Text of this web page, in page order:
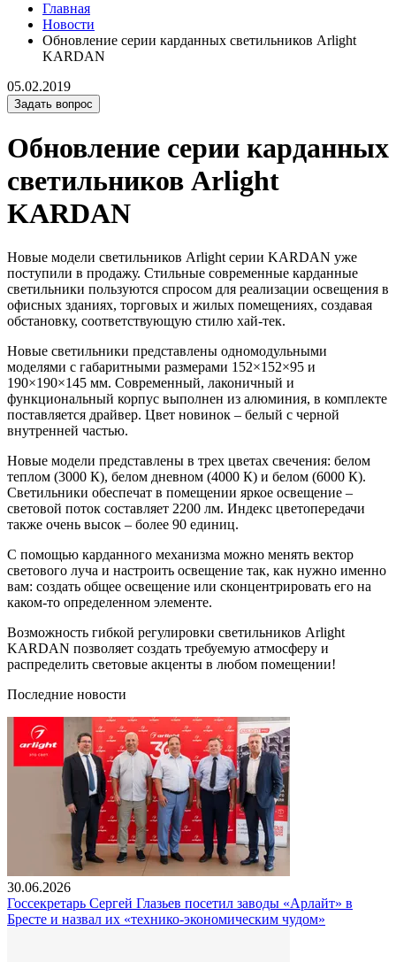
Главная
Новости
Обновление серии карданных светильников Arlight
KARDAN
05.02.2019
Задать вопрос
Обновление серии карданных
светильников Arlight
KARDAN
Новые модели светильников Arlight серии KARDAN уже
поступили в продажу. Стильные современные карданные
светильники пользуются спросом для реализации освещения в
офисных зданиях, торговых и жилых помещениях, создавая
обстановку, соответствующую стилю хай-тек.
Новые светильники представлены одномодульными
моделями с габаритными размерами 152×152×95 и
190×190×145 мм. Современный, лаконичный и
функциональный корпус выполнен из алюминия, в комплекте
поставляется драйвер. Цвет новинок – белый с черной
внутренней частью.
Новые модели представлены в трех цветах свечения: белом
теплом (3000 К), белом дневном (4000 К) и белом (6000 К).
Светильники обеспечат в помещении яркое освещение –
световой поток составляет 2200 лм. Индекс цветопередачи
также очень высок – более 90 единиц.
С помощью карданного механизма можно менять вектор
светового луча и настроить освещение так, как нужно именно
вам: создать общее освещение или сконцентрировать его на
каком-то определенном элементе.
Возможность гибкой регулировки светильников Arlight
KARDAN позволяет создать требуемую атмосферу и
распределить световые акценты в любом помещении!
Последние новости
30.06.2026
Госсекретарь Сергей Глазьев посетил заводы «Арлайт» в
Бресте и назвал их «технико-экономическим чудом»